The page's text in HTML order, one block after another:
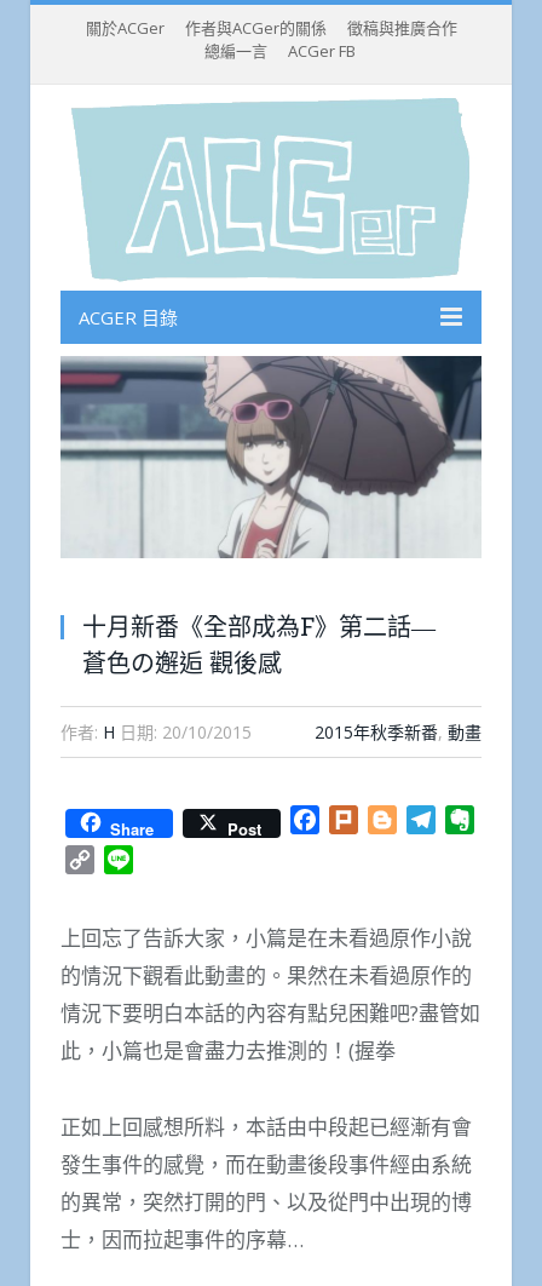
關於ACGer 作者與ACGer的關係
徵稿與推廣合作
總編一言
ACGer FB
ACGER 目錄
十月新番《全部成為F》第二話―
蒼色の邂逅 觀後感
作者: H 日期: 20/10/2015 2015年秋季新番, 動畫
Share Post Facebook
Plurk BloggerTelegram
Copy
上回忘了告訴大家，小篇是在未看過原作小說
的情況下觀看此動畫的。果然在未看過原作的
情況下要明白本話的內容有點兒困難吧?盡管如
此，小篇也是會盡力去推測的！(握拳
正如上回感想所料，本話由中段起已經漸有會
發生事件的感覺，而在動畫後段事件經由系統
的異常，突然打開的門、以及從門中出現的博
士，因而拉起事件的序幕…